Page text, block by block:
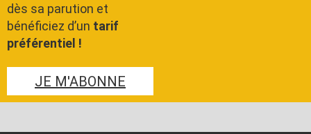
dès sa parution et
bénéficiez d’un tarif
préférentiel !
JE M'ABONNE